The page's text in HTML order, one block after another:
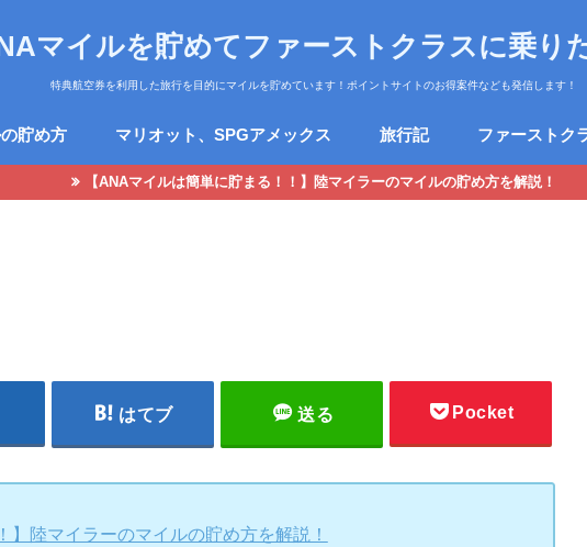
マイルを貯めてファーストクラスに乗り
特典航空券を利用した旅行を目的にマイルを貯めています！ポイントサイトのお得案件なども発信します！
貯め方 マリオット、SPGアメックス 旅行記 ファーストク
【ANAマイルは簡単に貯まる！！】陸マイラーのマイルの貯め方を解説！
はてブ 送る Pocket
】陸マイラーのマイルの貯め方を解説！